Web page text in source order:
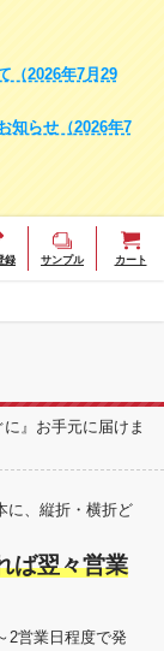
（2026年7月29
知らせ（2026年7
録 サンプル カート
』お手元に届けま
に、縦折・横折ど
ば翌々営業
2営業日程度で発